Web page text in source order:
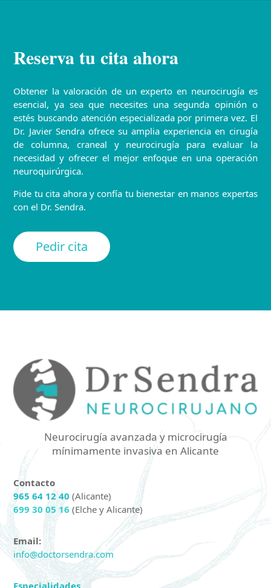
Reserva tu cita ahora
Obtener la valoración de un experto en neurocirugía es
esencial, ya sea que necesites una segunda opinión o
estés buscando atención especializada por primera vez. El
Dr. Javier Sendra ofrece su amplia experiencia en cirugía
de columna, craneal y neurocirugía para evaluar la
necesidad y ofrecer el mejor enfoque en una operación
neuroquirúrgica.
Pide tu cita ahora y confía tu bienestar en manos expertas
con el Dr. Sendra.
Pedir cita
Neurocirugía avanzada y microcirugía
mínimamente invasiva en Alicante
Contacto
965 64 12 40 (Alicante)
699 30 05 16 (Elche y Alicante)
Email:
info@doctorsendra.com